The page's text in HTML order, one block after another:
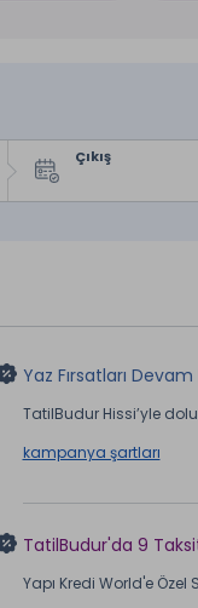
Çıkış
Yaz Fırsatları
TatilBudur Hissi’yle
kampanya şartları
TatilBudur'da 9 Taksit
Yapı Kredi World'e Özel